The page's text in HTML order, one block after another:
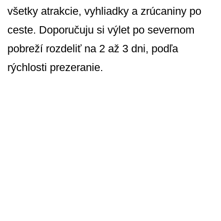
všetky atrakcie, vyhliadky a zrúcaniny po
ceste. Doporučuju si výlet po severnom
pobreží rozdeliť na 2 až 3 dni, podľa
rýchlosti prezeranie.